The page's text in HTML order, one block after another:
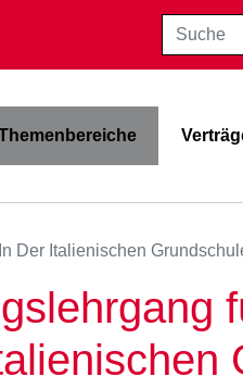
Suche
Der Italienischen